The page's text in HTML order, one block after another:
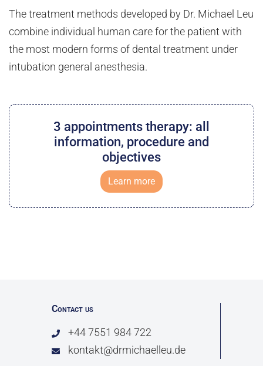
The treatment methods developed by Dr. Michael Leu
combine individual human care for the patient with
the most modern forms of dental treatment under
intubation general anesthesia.
3 appointments therapy: all
information, procedure and
objectives
Learn more
Contact us
+44 7551 984 722
kontakt@drmichaelleu.de